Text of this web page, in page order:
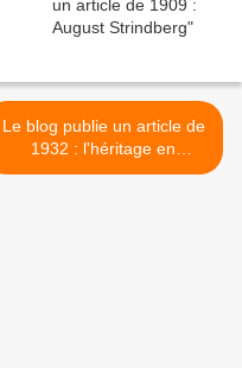
Le blog publie un article de
1932 : l'héritage en
littérature >